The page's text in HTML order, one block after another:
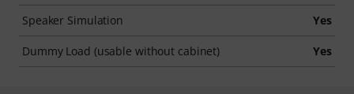
Speaker Simulation Yes
Dummy Load (usable without cabinet) Yes